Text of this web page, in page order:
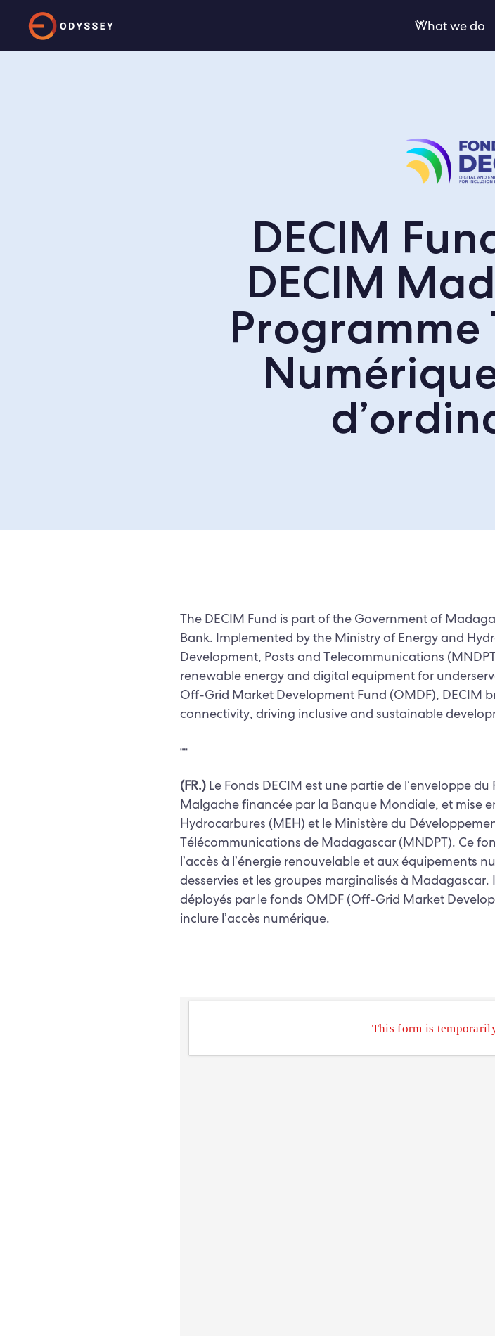
What we do
DECIM
DECIM
The DECIM Fund is part of the Government of
Bank. Implemented by the Ministry of Energy and
Development, Posts and Telecommunications
renewable energy and digital equipment for
Off-Grid Market Development Fund (OMDF), DECIM
connectivity, driving inclusive and sustainable
┉
(FR.) Le Fonds DECIM est une partie de l’enveloppe
Malgache financée par la Banque Mondiale, et mise
Hydrocarbures (MEH) et le Ministère du
Télécommunications de Madagascar (MNDPT). Ce
l’accès à l’énergie renouvelable et aux équipements
desservies et les groupes marginalisés à Madagascar.
déployés par le fonds OMDF (Off-Grid Market
inclure l’accès numérique.